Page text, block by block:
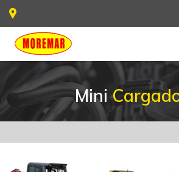
Mini